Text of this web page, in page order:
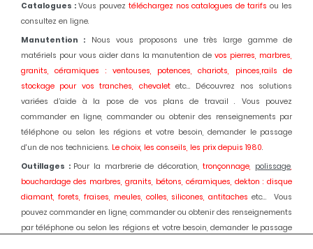
Catalogues : Vous pouvez téléchargez nos catalogues de tarifs ou les
consultez en ligne.
Manutention : Nous vous proposons une très large gamme de
matériels pour vous aider dans la manutention devos pierres, marbres,
granits, céramiques : ventouses, potences, chariots, pinces,rails de
stockage pour vos tranches, chevalet etc... Découvrez nos solutions
variées d’aide à la pose de vos plans de travail . Vous pouvez
commander en ligne, commander ou obtenir des renseignements par
téléphone ou selon les régions et votre besoin, demander le passage
d'un de nos techniciens. Le choix, les conseils, les prix depuis 1980.
Outillages : Pour la marbrerie de décoration,tronçonnage, polissage,
bouchardage des marbres, granits, bétons, céramiques, dekton : disque
diamant, forets, fraises, meules, colles, silicones, antitaches etc... Vous
pouvez commander en ligne, commander ou obtenir des renseignements
par téléphone ou selon les régions et votre besoin, demander le passage